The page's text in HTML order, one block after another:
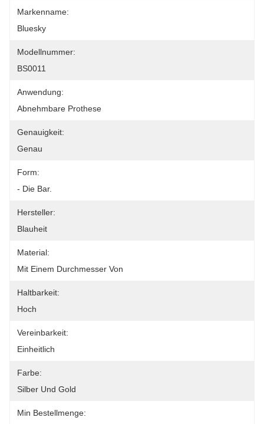
Markenname:
Bluesky
Modellnummer:
BS0011
Anwendung:
Abnehmbare Prothese
Genauigkeit:
Genau
Form:
- Die Bar.
Hersteller:
Blauheit
Material:
Mit Einem Durchmesser Von
Haltbarkeit:
Hoch
Vereinbarkeit:
Einheitlich
Farbe:
Silber Und Gold
Min Bestellmenge: